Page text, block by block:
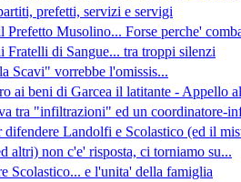
prefetti, servizi e servigi
Prefetto Musolino... Forse perche'
Fratelli di Sangue... tra troppi silenzi
Scavi" vorrebbe l'omissis...
ai beni di Garcea il latitante - Appello
tra "infiltrazioni" ed un coordinatore-
difendere Landolfi e Scolastico (ed il
altri) non c'e' risposta, ci torniamo su...
Scolastico... e l'unita' della famiglia